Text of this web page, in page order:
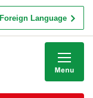
Foreign Language